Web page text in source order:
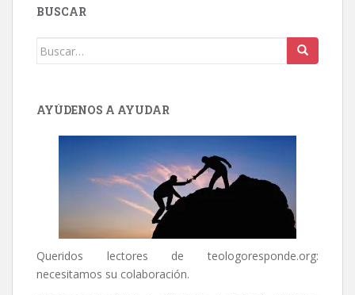
BUSCAR
Buscar:
AYÚDENOS A AYUDAR
Queridos lectores de teologoresponde.org:
necesitamos su colaboración.